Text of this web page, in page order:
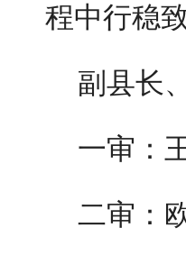
程中行稳
副县长
一审：
二审：